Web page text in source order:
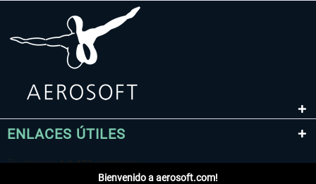
ENLACES ÚTILES
Bienvenido a aerosoft.com!